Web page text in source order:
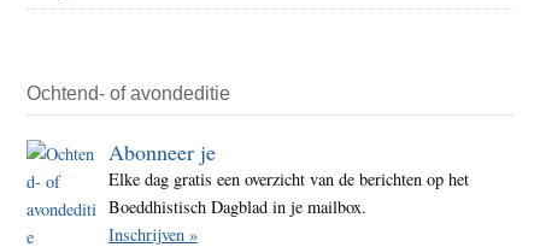
Ochtend- of avondeditie
Abonneer je
Elke dag gratis een overzicht van de berichten op het
Boeddhistisch Dagblad in je mailbox.
Inschrijven »